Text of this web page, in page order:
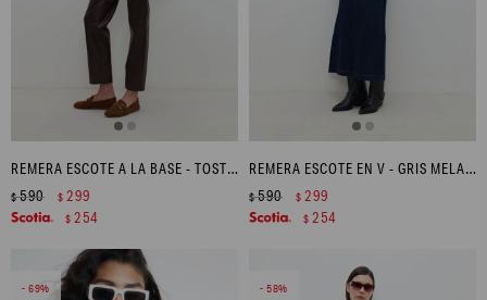
REMERA ESCOTE A LA BASE - TOSTADO MELANGE
$590 $ 299
$ 254
REMERA ESCOTE EN V - GRIS MELANGE
$590 $ 299
$ 254
69 58